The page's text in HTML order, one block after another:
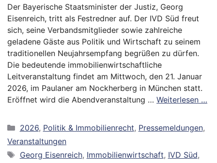
Der Bayerische Staatsminister der Justiz, Georg
Eisenreich, tritt als Festredner auf. Der IVD Süd freut
sich, seine Verbandsmitglieder sowie zahlreiche
geladene Gäste aus Politik und Wirtschaft zu seinem
traditionellen Neujahrsempfang begrüßen zu dürfen.
Die bedeutende immobilienwirtschaftliche
Leitveranstaltung findet am Mittwoch, den 21. Januar
2026, im Paulaner am Nockherberg in München statt.
Eröffnet wird die Abendveranstaltung … Weiterlesen …
Kategorien
2026, Politik & Immobilienrecht, Pressemeldungen,
Veranstaltungen
Schlagwörter
Georg Eisenreich, Immobilienwirtschaft, IVD Süd,